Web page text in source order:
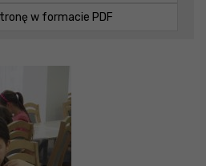
w formacie PDF